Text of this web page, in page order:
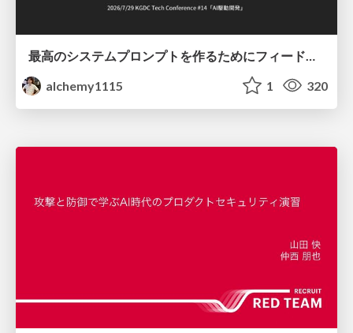
alchemy1115
1 320